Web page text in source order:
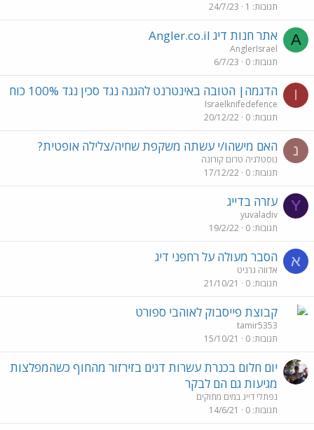
תגובות 1
24/7/23
A אתר חנות דיג Angler.co.il
AnglerIsrael
תגובות 0
6/7/23
I הדגמה| הטובה באינטרנט להגנה נגד סכין נגד 100% כוח
Israelknifedefence
תגובות 0
20/12/22
נ האם מישהו/י עשתה משקפת שחיה/צלילה אופטית?
נוסטלגיה טרום קורונה
תגובות 0
17/12/22
Y עזרה בדייג
yuvaladiv
תגובות 0
19/2/22
א הסבר מעולה על רחפני דיג
אדווה גרניט
תגובות 0
21/10/21
קבוצת פייסבוק לאוהבי ספורט
tamir5353
תגובות 0
15/10/21
יום חלום בכנרת עשרות דגים בזירזור מהחוף כשהמפלצות
מגיעות גם הם לבקר
נפתלי דייג במים מתוקים
תגובות 0
14/6/21